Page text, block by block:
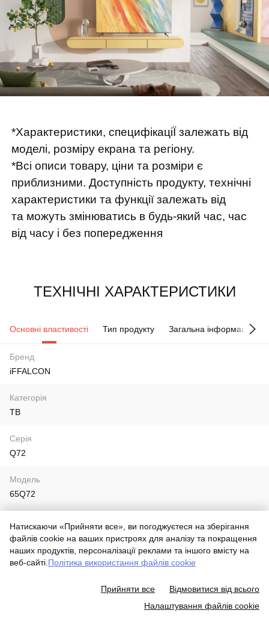
*Характеристики, специфікаціЇ залежать від
моделі, розміру екрана та регіону.
*Всі описи товару, ціни та розміри є
приблизними. Доступність продукту, технічні
характеристики та функції залежать від
та можуть змінюватись в будь-який час, час
від часу і без попередження
ТЕХНІЧНІ ХАРАКТЕРИСТИКИ
Основні властивості Тип продукту Загальна інформація
Бренд
iFFALCON
Категорія
ТВ
Серія
Q72
Модель
65Q72
2022
Eтикетка живлення
Натискаючи «Прийняти все», ви погоджуєтеся на зберігання
файлів cookie на ваших пристроях для аналізу та покращення
наших продуктів, персоналізації реклами та іншого вмісту на
веб-сайті. Політика використання файлів cookie
Прийняти все
Відмовитися від всього
Налаштування файлів cookie